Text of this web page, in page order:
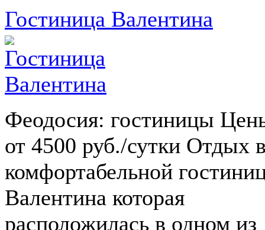
Гостиница Валентина
Феодосия: гостиницы
от 4500 руб./сутки Отдых
комфортабельной
Валентина которая
расположилась в одном из